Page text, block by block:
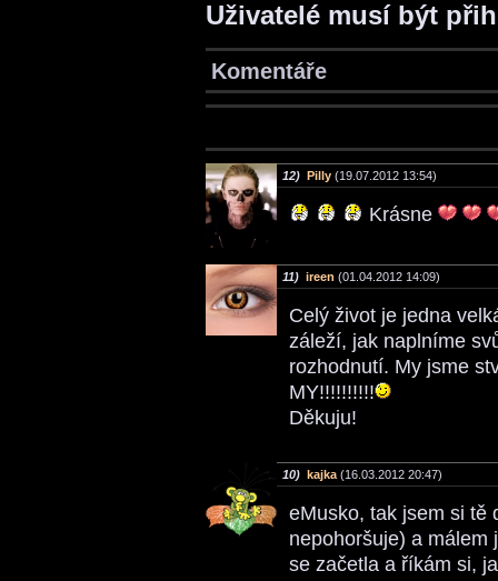
Uživatelé musí být
Komentáře
12) Pilly (19.07.2012 13:54)
Krásne
11) ireen (01.04.2012 14:09)
Celý život je jedna
záleží, jak naplníme
rozhodnutí. My jsme
MY!!!!!!!!!!
Děkuju!
10) kajka (16.03.2012 20:47)
eMusko, tak jsem si tě
nepohoršuje) a málem
se začetla a říkám si,